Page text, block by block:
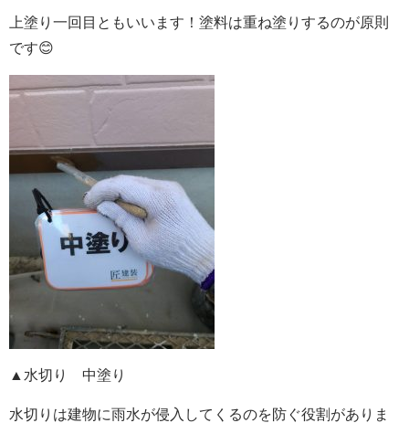
上塗り一回目ともいいます！塗料は重ね塗りするのが原則
です😊
▲水切り 中塗り
水切りは建物に雨水が侵入してくるのを防ぐ役割がありま